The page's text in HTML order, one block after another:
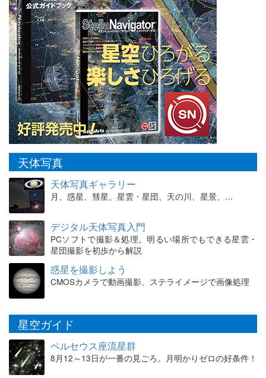
天体写真
天体写真ギャラリー
月、惑星、彗星、星雲・星団、天の川、星景、…
デジタル天体写真入門
PCソフトで撮影＆処理。明るい場所でもできる星雲・
星団撮影を初歩から解説
惑星を撮影しよう
CMOSカメラで動画撮影、ステライメージで画像処理
星空ガイド
ペルセウス座流星群
8月12～13日が一番の見ごろ。月明かりゼロの好条件！